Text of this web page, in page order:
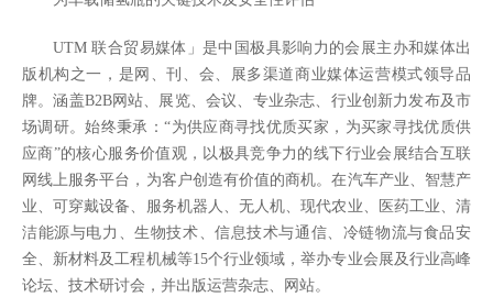
UTM 联合贸易媒体」是中国极具影响力的会展主办和媒体出
版机构之一，是网、刊、会、展多渠道商业媒体运营模式领导品
牌。涵盖B2B网站、展览、会议、专业杂志、行业创新力发布及市
场调研。始终秉承：“为供应商寻找优质买家，为买家寻找优质供
应商”的核心服务价值观，以极具竞争力的线下行业会展结合互联
网线上服务平台，为客户创造有价值的商机。在汽车产业、智慧产
业、可穿戴设备、服务机器人、无人机、现代农业、医药工业、清
洁能源与电力、生物技术、信息技术与通信、冷链物流与食品安
全、新材料及工程机械等15个行业领域，举办专业会展及行业高峰
论坛、技术研讨会，并出版运营杂志、网站。